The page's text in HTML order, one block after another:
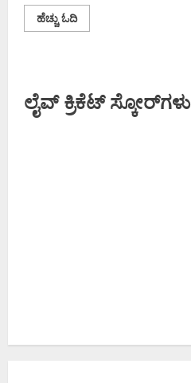
ಹೆಚ್ಚು ಓದಿRead
more
ʻಹಿಟ್ಲರ್
ಕಲ್ಯಾಣʼ
ಲೈವ್ ಕ್ರಿಕೆಟ್ ಸ್ಕೋರ್‌ಗಳು